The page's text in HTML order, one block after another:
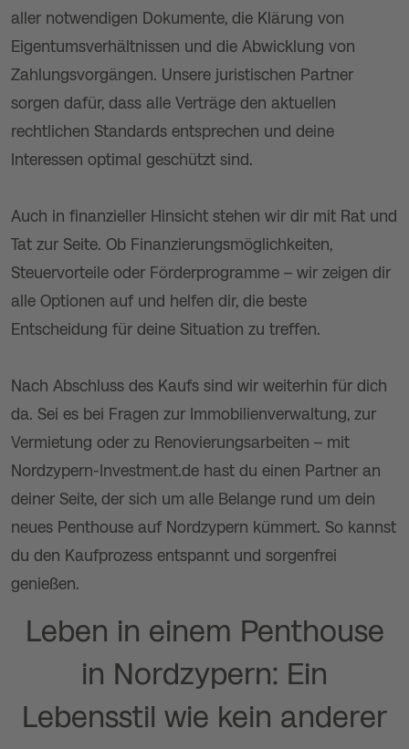
aller notwendigen Dokumente, die Klärung von
Eigentumsverhältnissen und die Abwicklung von
Zahlungsvorgängen. Unsere juristischen Partner
sorgen dafür, dass alle Verträge den aktuellen
rechtlichen Standards entsprechen und deine
Interessen optimal geschützt sind.
Auch in finanzieller Hinsicht stehen wir dir mit Rat und
Tat zur Seite. Ob Finanzierungsmöglichkeiten,
Steuervorteile oder Förderprogramme – wir zeigen dir
alle Optionen auf und helfen dir, die beste
Entscheidung für deine Situation zu treffen.
Nach Abschluss des Kaufs sind wir weiterhin für dich
da. Sei es bei Fragen zur Immobilienverwaltung, zur
Vermietung oder zu Renovierungsarbeiten – mit
Nordzypern-Investment.de hast du einen Partner an
deiner Seite, der sich um alle Belange rund um dein
neues Penthouse auf Nordzypern kümmert. So kannst
du den Kaufprozess entspannt und sorgenfrei
genießen.
Leben in einem Penthouse
in Nordzypern: Ein
Lebensstil wie kein anderer